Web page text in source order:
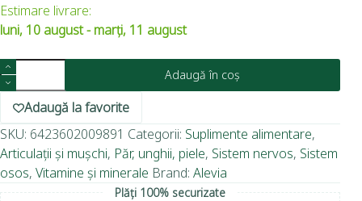
Estimare livrare:
luni, 10 august - marți, 11 august
Adaugă în coș
Adaugă la favorite
SKU: 6423602009891 Categorii: Suplimente alimentare,
Articulații și mușchi, Păr, unghii, piele, Sistem nervos, Sistem
osos, Vitamine și minerale Brand: Alevia
Plăți 100% securizate